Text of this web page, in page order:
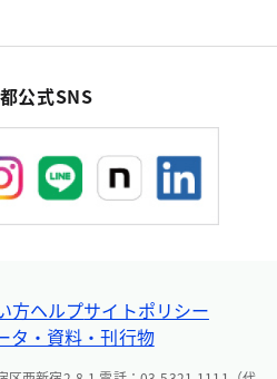
公式SNS
方ヘルプサイトポリシー
タ・資料・刊行物